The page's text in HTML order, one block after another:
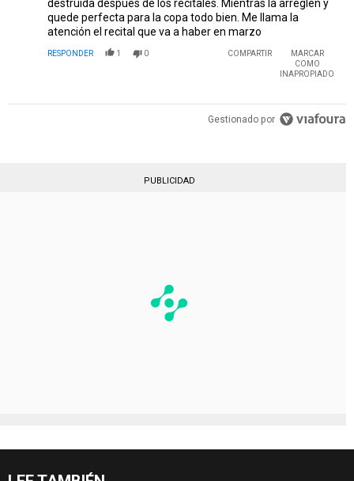
destruida después de los recitales. Mientras la arreglen y
quede perfecta para la copa todo bien. Me llama la
atención el recital que va a haber en marzo
RESPONDER 1 0 COMPARTIR
MARCAR
COMO
INAPROPIADO
Gestionado por
PUBLICIDAD